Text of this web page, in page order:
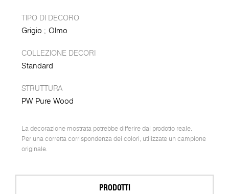
TIPO DI DECORO
Grigio Olmo
COLLEZIONE DECORI
Standard
STRUTTURA
PW Pure Wood
La decorazione mostrata potrebbe differire dal prodotto reale.
Per una corretta corrispondenza dei colori, utilizzate un campione
originale.
PRODOTTI